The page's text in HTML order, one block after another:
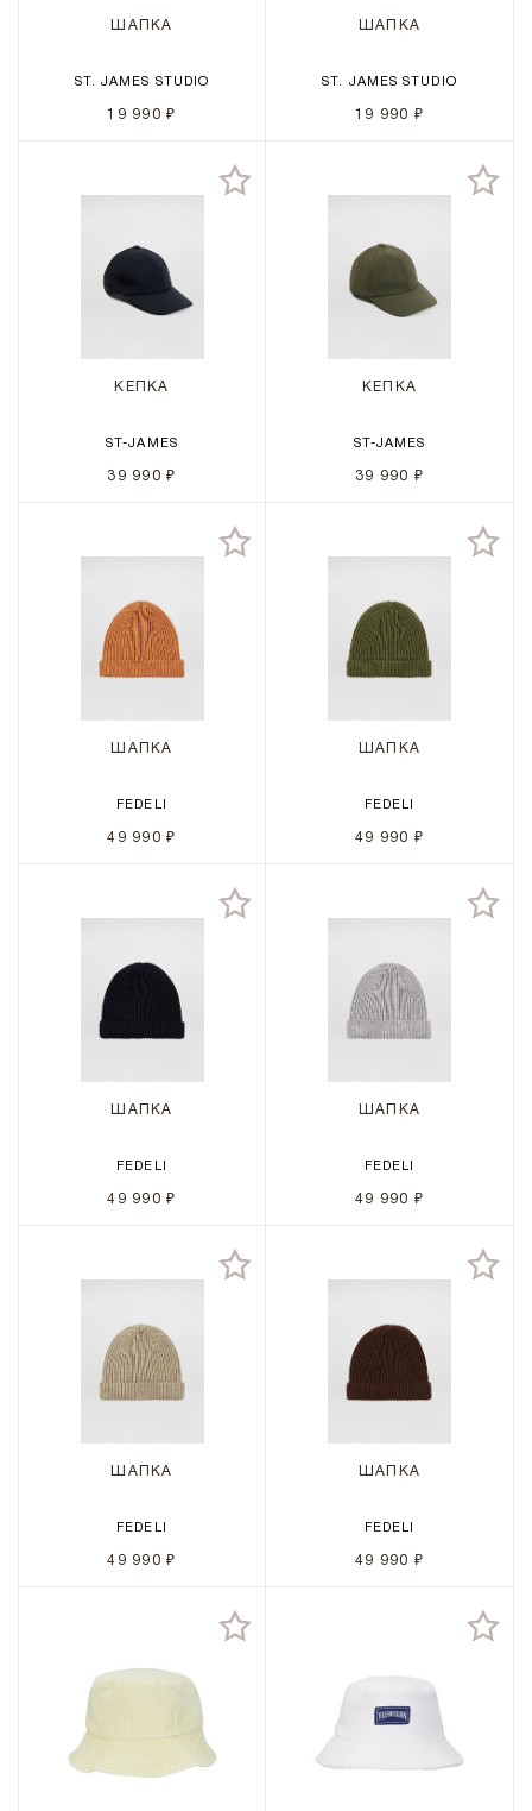
ШАПКА
ST. JAMES STUDIO
19 990 ₽
ШАПКА
ST. JAMES STUDIO
19 990 ₽
КЕПКА
ST-JAMES
39 990 ₽
КЕПКА
ST-JAMES
39 990 ₽
ШАПКА
FEDELI
49 990 ₽
ШАПКА
FEDELI
49 990 ₽
ШАПКА
FEDELI
49 990 ₽
ШАПКА
FEDELI
49 990 ₽
ШАПКА
FEDELI
49 990 ₽
ШАПКА
FEDELI
49 990 ₽